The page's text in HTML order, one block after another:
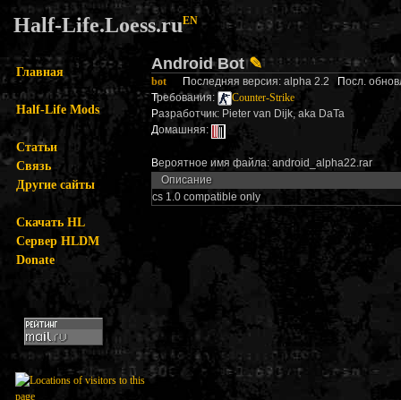
Half-Life.Loess.ruEN
Главная
Half-Life Mods
Статьи
Связь
Другие сайты
Скачать HL
Сервер HLDM
Donate
Android Bot✎
bot Последняя версия: alpha 2.2 Посл.
Требования:
Counter-Strike
Разработчик: Pieter van Dijk, aka DaTa
Домашняя:
Вероятное имя файла: android_alpha22.rar
Описание
cs 1.0 compatible only